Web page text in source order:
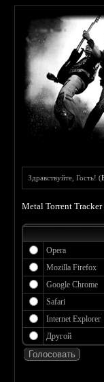
Здравствуйте, Гость! (
Metal Torrent Tracker
Opera
Mozilla Firefox
Google Chrome
Safari
Internet Explorer
Другой